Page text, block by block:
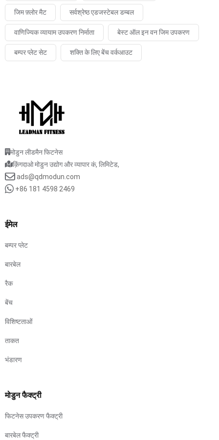
जिम फ़्लोर मैट सर्वश्रेष्ठ एडजस्टेबल डम्बल
वाणिज्यिक व्यायाम उपकरण निर्माता बेस्ट ऑल इन वन जिम उपकरण
बम्पर प्लेट सेट शक्ति के लिए बेंच वर्कआउट
मोडुन लीडमैन फिटनेस
क़िंगदाओ मोडुन उद्योग और व्यापार कं, लिमिटेड,
ads@qdmodun.com
+86 181 4598 2469
ईमेल
बम्पर प्लेट
बारबेल
रैक
बेंच
विशिष्टताओं
ताकत
भंडारण
मोडुन फैक्ट्री
फिटनेस उपकरण फैक्ट्री
बारबेल फैक्ट्री